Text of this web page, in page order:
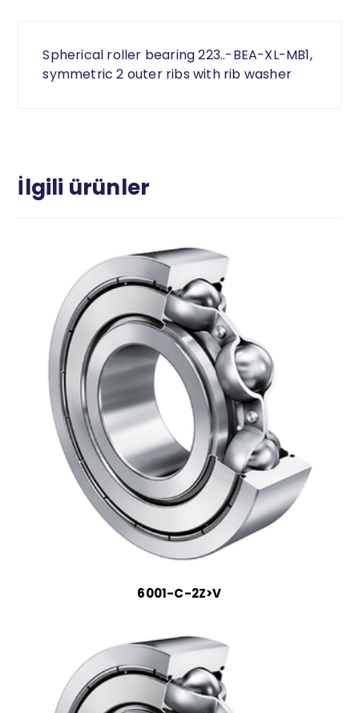
Spherical roller bearing 223..-BEA-XL-MB1,
symmetric 2 outer ribs with rib washer
İlgili ürünler
6001-C-2Z>V